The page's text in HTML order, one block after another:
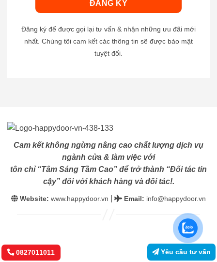
Đăng ký để được gọi lại tư vấn & nhận những ưu đãi mới
nhất. Chúng tôi cam kết các thông tin sẽ được bảo mật
tuyệt đối.
Cam kết không ngừng nâng cao chất lượng dịch vụ
ngành cửa & làm việc với
tôn chỉ “Tâm Sáng Tầm Cao” để trở thành “Đối tác tin
cậy” đối với khách hàng và đối tác!.
Website: www.happydoor.vn Email: info@happydoor.vn
0827011011 Yêu cầu tư vấn